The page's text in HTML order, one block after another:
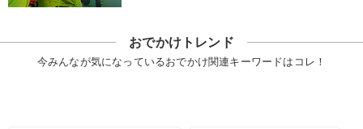
おでかけトレンド
今みんなが気になっているおでかけ関連キーワードはコレ！